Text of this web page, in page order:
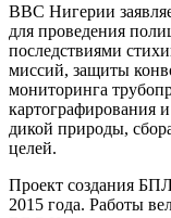
ВВС Нигерии
для проведения
последствиями
миссий, защиты
мониторинга
картографирования
дикой природы,
целей.
Проект создания
2015 года. Работы